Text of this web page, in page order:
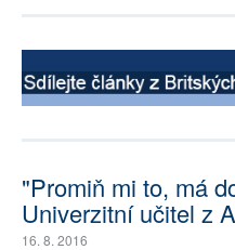
"Promiň mi to, má
Univerzitní učitel z
16. 8. 2016